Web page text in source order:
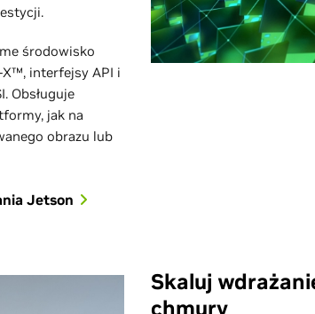
środowisko
interfejsy API i
Obsługuje
jak na
obrazu lub
Jetson
Skaluj
chmury